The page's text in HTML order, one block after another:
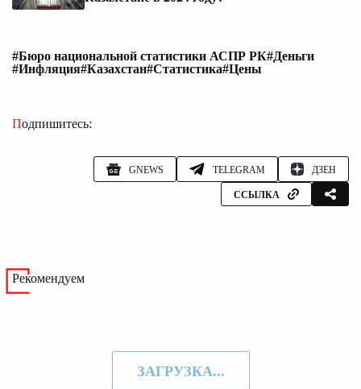
#Бюро национальной статистики АСПР РК#Деньги
#Инфляция#Казахстан#Статистика#Цены
Подпишитесь:
GNEWS TELEGRAM ДЗЕН
ССЫЛКА
Рекомендуем
ЗАГРУЗКА...